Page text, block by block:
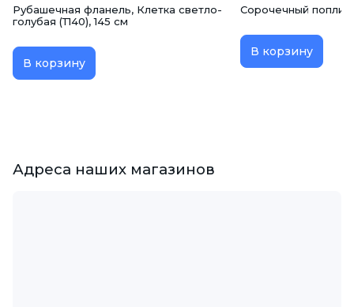
Рубашечная фланель, Клетка светло-
голубая (Т140), 145 см
В корзину
Сорочечный
В корзину
Адреса наших магазинов